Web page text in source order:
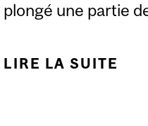
plongé une partie
LIRE LA SUITE